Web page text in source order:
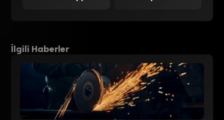
İlgili Haberler